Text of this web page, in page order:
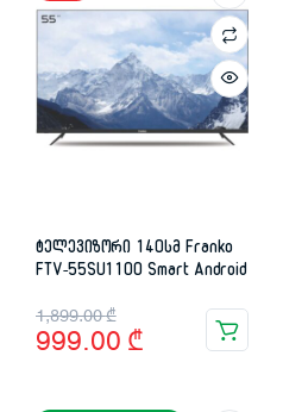
ტელევიზორი 140სმ Franko
FTV-55SU1100 Smart Android
1,899.00₾
Original
price
999.00 ₾
Current
price